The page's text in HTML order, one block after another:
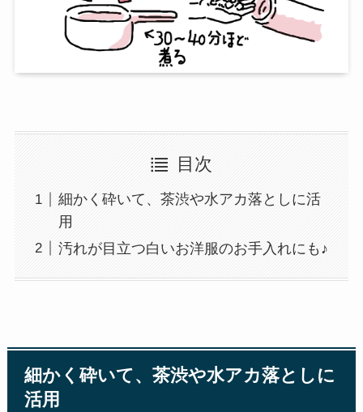
目次
細かく砕いて、茶渋や水アカ落としに活
用
汚れが目立つ白いお洋服のお手入れにも♪
細かく砕いて、茶渋や水アカ落としに
活用